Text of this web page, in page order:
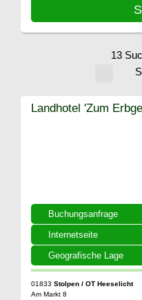
13
Buchungsanfrage
Internetseite
Geografische Lage
Landhotel 'Zum
01833 Stolpen / OT Heeselicht
Am Markt 8